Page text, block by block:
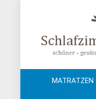
MATRATZEN